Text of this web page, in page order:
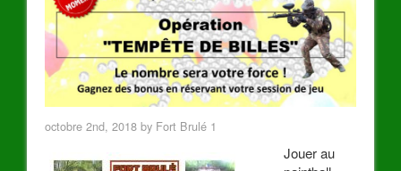
octobre 2nd, 2018 by Fort Brulé 1
Jouer au